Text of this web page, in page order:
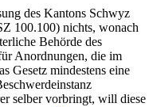
des Kantons Schwyz
100.100) nichts, wonach
Behörde des
Anordnungen, die im
Gesetz mindestens eine
selber vorbringt, will diese